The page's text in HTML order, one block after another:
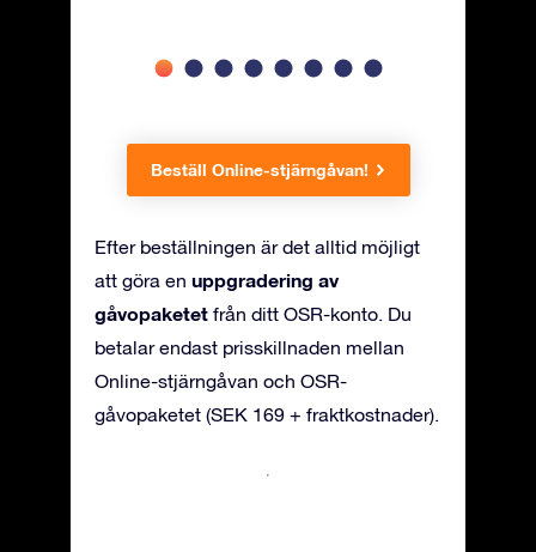
Beställ Online-stjärngåvan!
Efter beställningen är det alltid möjligt
att göra en uppgradering av
gåvopaketet från ditt OSR-konto. Du
betalar endast prisskillnaden mellan
Online-stjärngåvan och OSR-
gåvopaketet (SEK 169 + fraktkostnader).